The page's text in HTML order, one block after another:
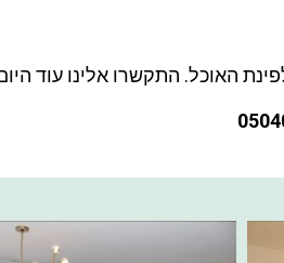
האוכל. התקשרו אלינו עוד